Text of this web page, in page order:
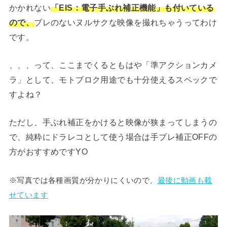
かかれない「EIS：電子手ぶれ補正機能」も付いている
ので、ブレのないヌルサクな映像を撮れちゃうってわけ
です。
、、、って、ここまでくるともはや「準アクションカメ
ラ」として、モトブロク用途でも十分使えるスペックで
すよね？
ただし、手ぶれ補正をかけると映像が狭まってしまうの
で、純粋にドラレコとして使う場合は手ブレ補正OFFの
方がおすすめですYO
※写真では各種画質が分かりにくいので、 最後に動画も載
せています